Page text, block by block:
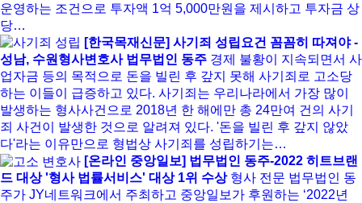
운영하는 조건으로 투자액 1억 5,000만원을 제시하고 투자금 상
당…
[한국목재신문] 사기죄 성립요건 꼼꼼히 따져야 -
성남, 수원형사변호사 법무법인 동주 경제 불황이 지속되면서 사
업자금 등의 목적으로 돈을 빌린 후 갚지 못해 사기죄로 고소당
하는 이들이 급증하고 있다. 사기죄는 우리나라에서 가장 많이
발생하는 형사사건으로 2018년 한 해에만 총 24만여 건의 사기
죄 사건이 발생한 것으로 알려져 있다. '돈을 빌린 후 갚지 않았
다'라는 이유만으로 형법상 사기죄를 성립하기는…
[온라인 중앙일보] 법무법인 동주-2022 히트브랜
드 대상 '형사 법률서비스' 대상 1위 수상 형사 전문 법무법인 동
주가 JY네트워크에서 주최하고 중앙일보가 후원하는 ‘2022년